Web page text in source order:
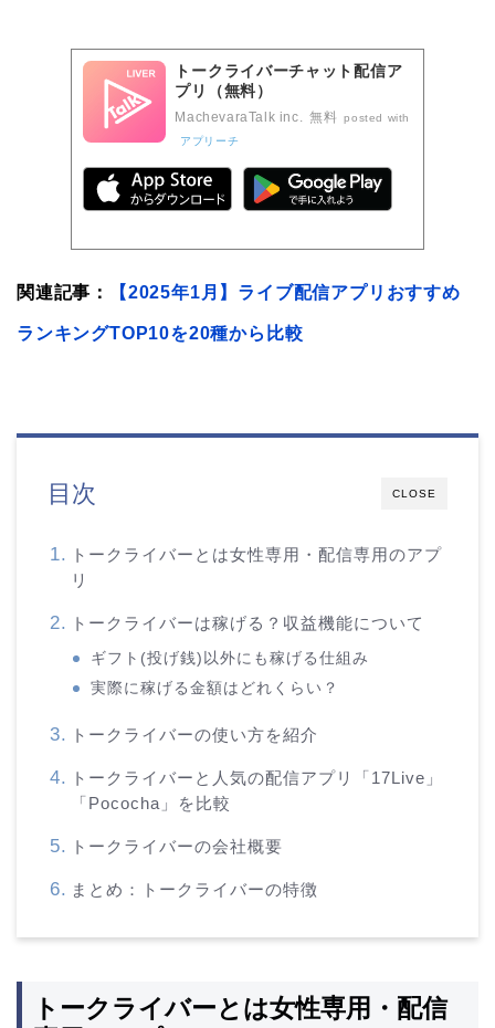
トークライバーチャット配信ア
プリ（無料）
MachevaraTalk inc. 無料
posted with
アプリーチ
関連記事： 【2025年1月】ライブ配信アプリおすすめ
ランキングTOP10を20種から比較
CLOSE
目次
トークライバーとは女性専用・配信専用のアプ
リ
トークライバーは稼げる？収益機能について
ギフト(投げ銭)以外にも稼げる仕組み
実際に稼げる金額はどれくらい？
トークライバーの使い方を紹介
トークライバーと人気の配信アプリ「17Live」
「Pococha」を比較
トークライバーの会社概要
まとめ：トークライバーの特徴
トークライバーとは女性専用・配信